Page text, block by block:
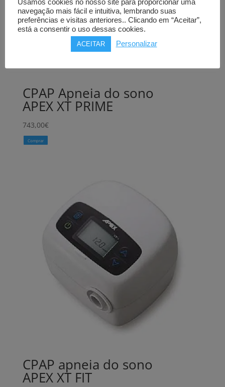
CPAP Apneia do sono
APEX XT PRIME
743,00€
Comprar
CPAP apneia do sono
APEX XT FIT
Usamos cookies no nosso site para proporcionar uma
navegação mais fácil e intuitiva, lembrando suas
preferências e visitas anteriores.. Clicando em “Aceitar”,
está a consentir o uso dessas cookies.
ACEITAR Personalizar